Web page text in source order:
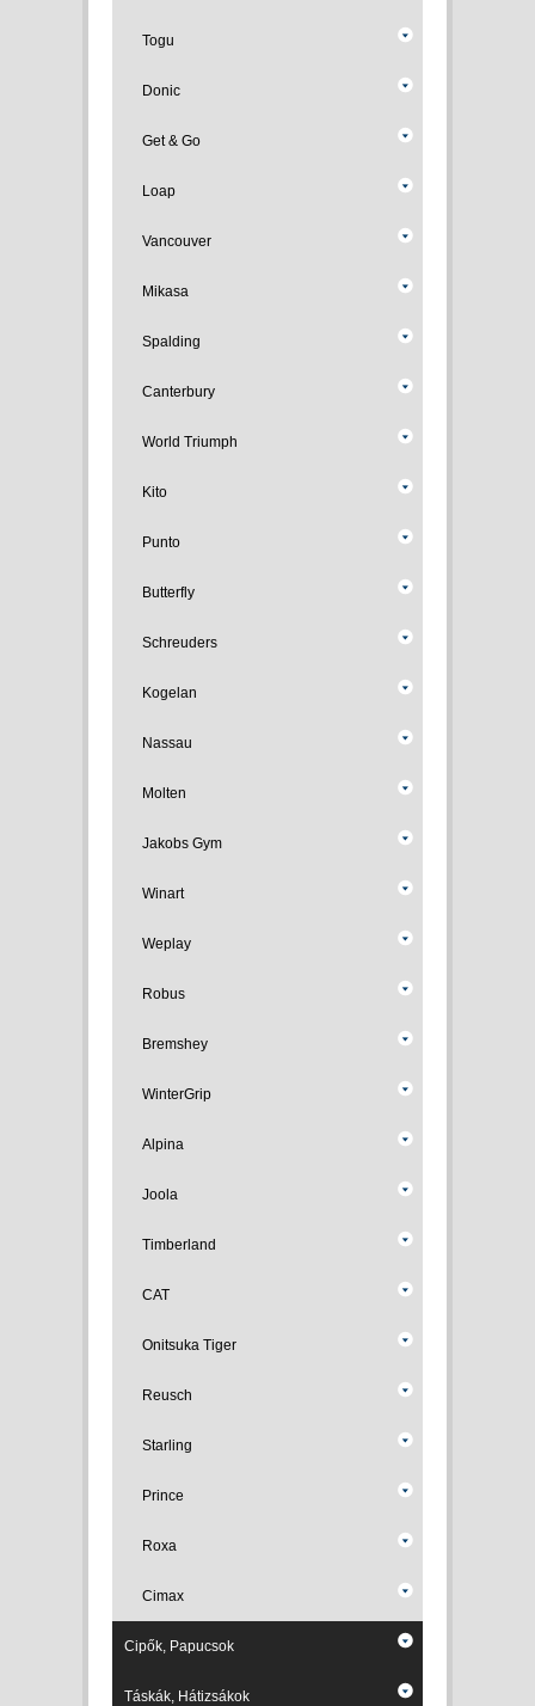
Togu
Donic
Get & Go
Loap
Vancouver
Mikasa
Spalding
Canterbury
World Triumph
Kito
Punto
Butterfly
Schreuders
Kogelan
Nassau
Molten
Jakobs Gym
Winart
Weplay
Robus
Bremshey
WinterGrip
Alpina
Joola
Timberland
CAT
Onitsuka Tiger
Reusch
Starling
Prince
Roxa
Cimax
Cipők, Papucsok
Táskák, Hátizsákok